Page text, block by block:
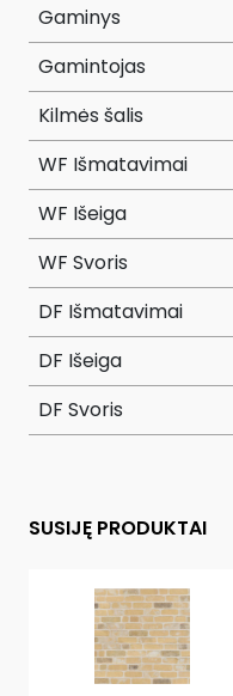
Gaminys
Gamintojas
Kilmės šalis
WF Išmatavimai
WF Išeiga
WF Svoris
DF Išmatavimai
DF Išeiga
DF Svoris
SUSIJĘ PRODUKTAI